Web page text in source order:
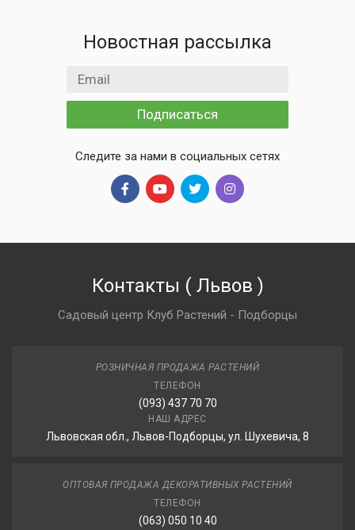
Новостная рассылка
Email адрес
Подписаться
Следите за нами в социальных сетях
Контакты ( Львов )
Садовый центр Клуб Растений - Подборцы
РОЗНИЧНАЯ ПРОДАЖА РАСТЕНИЙ
ТЕЛЕФОН
(093) 437 70 70
НАШ АДРЕС
Львовская обл., Львов-Подборцы, ул. Шухевича, 8
ОПТОВАЯ ПРОДАЖА ДЕКОРАТИВНЫХ РАСТЕНИЙ
ТЕЛЕФОН
(063) 050 10 40